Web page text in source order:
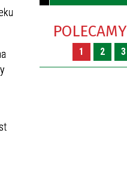
POLECAMY
1 2 3